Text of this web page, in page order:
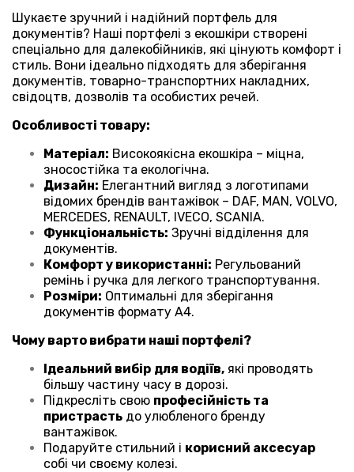
Шукаєте зручний і надійний портфель для
документів? Наші портфелі з екошкіри створені
спеціально для далекобійників, які цінують комфорт і
стиль. Вони ідеально підходять для зберігання
документів, товарно-транспортних накладних,
свідоцтв, дозволів та особистих речей.
Особливості товару:
Матеріал: Високоякісна екошкіра – міцна,
зносостійка та екологічна.
Дизайн: Елегантний вигляд з логотипами
відомих брендів вантажівок – DAF, MAN, VOLVO,
MERCEDES, RENAULT, IVECO, SCANIA.
Функціональність: Зручні відділення для
документів.
Комфорт у використанні: Регульований
ремінь і ручка для легкого транспортування.
Розміри: Оптимальні для зберігання
документів формату А4.
Чому варто вибрати наші портфелі?
Ідеальний вибір для водіїв, які проводять
більшу частину часу в дорозі.
Підкресліть свою професійність та
пристрасть до улюбленого бренду
вантажівок.
Подаруйте стильний і корисний аксесуар
собі чи своєму колезі.